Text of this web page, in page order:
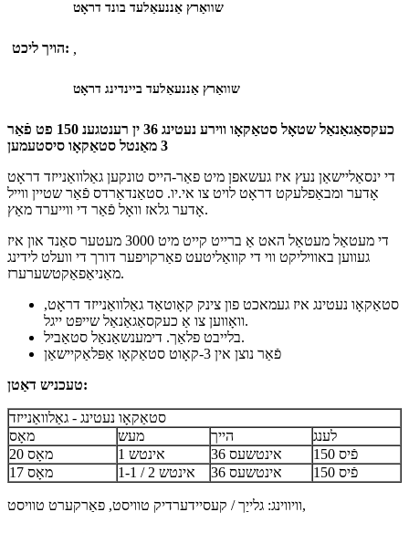
הויך ליכט:
שוואַרץ אַננעאַלעד בונד דראָט
,
שוואַרץ אַננעאַלעד ביינדינג דראָט
כעקסאַגאַנאַל שטאָל סטאַקאָו ווירע נעטינג 36 ין רענטגענ 150 פט פֿאַר
3 מאַנטל סטאַקאָו סיסטעמען
די ינסאַליישאַן נעץ איז געשאפן מיט פאַר-הייס טונקען גאַלוואַנייזד דראָט
אָדער ומבאַפלעקט דראָט לויט צו אי.יו. סטאַנדאַרדס פֿאַר שטיין ווייל
אָדער גלאז וואָל פֿאַר די ווייערד מאַץ.
די מעטאַל מעטאַל האט אַ ברייט קייט מיט 3000 מעטער סאַנד און איז
געווען באוויליקט ווי די קוואַליטעט פאַרקויפער דורך די וועלט לידינג
מאַניאַפאַקטשערערז.
סטאַקאָו נעטינג איז געמאכט פון צינק קאָוטאַד גאַלוואַנייזד דראָט,
וואָווען צו אַ כעקסאַגאַנאַל שייפּט ייגל.
בלייבט פלאַך. דימענשאַנאַל סטאַביל.
פֿאַר נוצן אין 3-קאָוט סטאַקאָו אַפּלאַקיישאַן
טעכניש דאַטן:
סטאַקאָו נעטינג - גאַלוואַנייזד
מאָס
מעש הייך
לענג
20 מאָס
1 אינטש 36 אינטשעס
150 פֿיס
17 מאָס
1-1 / 2 אינטש 36 אינטשעס 150 פֿיס
וויווינג: גלייַך / קעסיידערדיק טוויסט, פאַרקערט טוויסט,